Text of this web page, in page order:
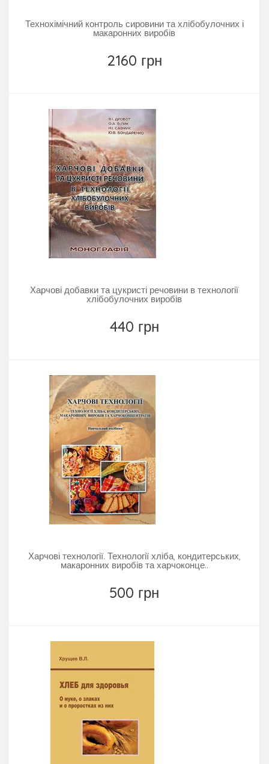
Технохімічний контроль сировини та хлібобулочних і
макаронних виробів
2160 грн
Харчові добавки та цукристі речовини в технології
хлібобулочних виробів
440 грн
Харчові технології. Технології хліба, кондитерських,
макаронних виробів та харчоконце..
500 грн